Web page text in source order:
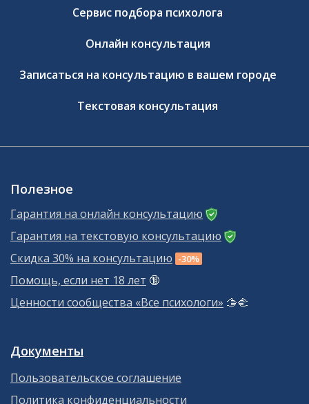
Сервис подбора психолога
Онлайн консультация
Записаться на консультацию в вашем городе
Текстовая консультация
Полезное
Гарантия на онлайн консультацию
Гарантия на текстовую консультацию
Скидка 30% на консультацию -30%
Помощь, если нет 18 лет 🔞
Ценности сообщества «Все психологи» 🫱‍🫲
Документы
Пользовательское соглашение
Политика конфиденциальности